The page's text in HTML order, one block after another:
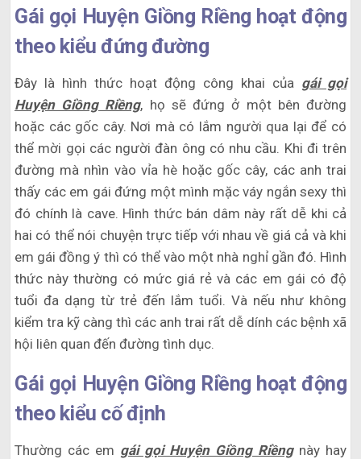
Gái gọi Huyện Giồng Riềng hoạt động
theo kiểu đứng đường
Đây là hình thức hoạt động công khai của gái gọi
Huyện Giồng Riềng, họ sẽ đứng ở một bên đường
hoặc các gốc cây. Nơi mà có lắm người qua lại để có
thể mời gọi các người đàn ông có nhu cầu. Khi đi trên
đường mà nhìn vào vỉa hè hoặc gốc cây, các anh trai
thấy các em gái đứng một mình mặc váy ngắn sexy thì
đó chính là cave. Hình thức bán dâm này rất dễ khi cả
hai có thể nói chuyện trực tiếp với nhau về giá cả và khi
em gái đồng ý thì có thể vào một nhà nghỉ gần đó. Hình
thức này thường có mức giá rẻ và các em gái có độ
tuổi đa dạng từ trẻ đến lắm tuổi. Và nếu như không
kiểm tra kỹ càng thì các anh trai rất dễ dính các bệnh xã
hội liên quan đến đường tình dục.
Gái gọi Huyện Giồng Riềng hoạt động
theo kiểu cố định
Thường các em gái gọi Huyện Giồng Riềngnày hay